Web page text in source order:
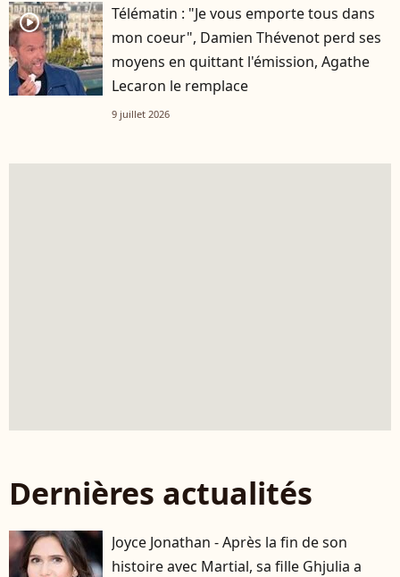
player2
Télématin : "Je vous emporte tous dans
mon coeur", Damien Thévenot perd ses
moyens en quittant l'émission, Agathe
Lecaron le remplace
9 juillet 2026
Dernières actualités
Joyce Jonathan - Après la fin de son
histoire avec Martial, sa fille Ghjulia a